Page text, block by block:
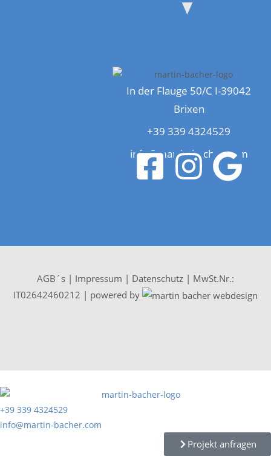
In der Flauge 50/C I-39042
Brixen
+39 339 4324529
info@martin-bacher.com
AGB´s | Impressum | Datenschutz | MwSt.Nr.:
IT02642460212 | powered by
+39 339 4324529
info@martin-bacher.com
Projekt anfragen